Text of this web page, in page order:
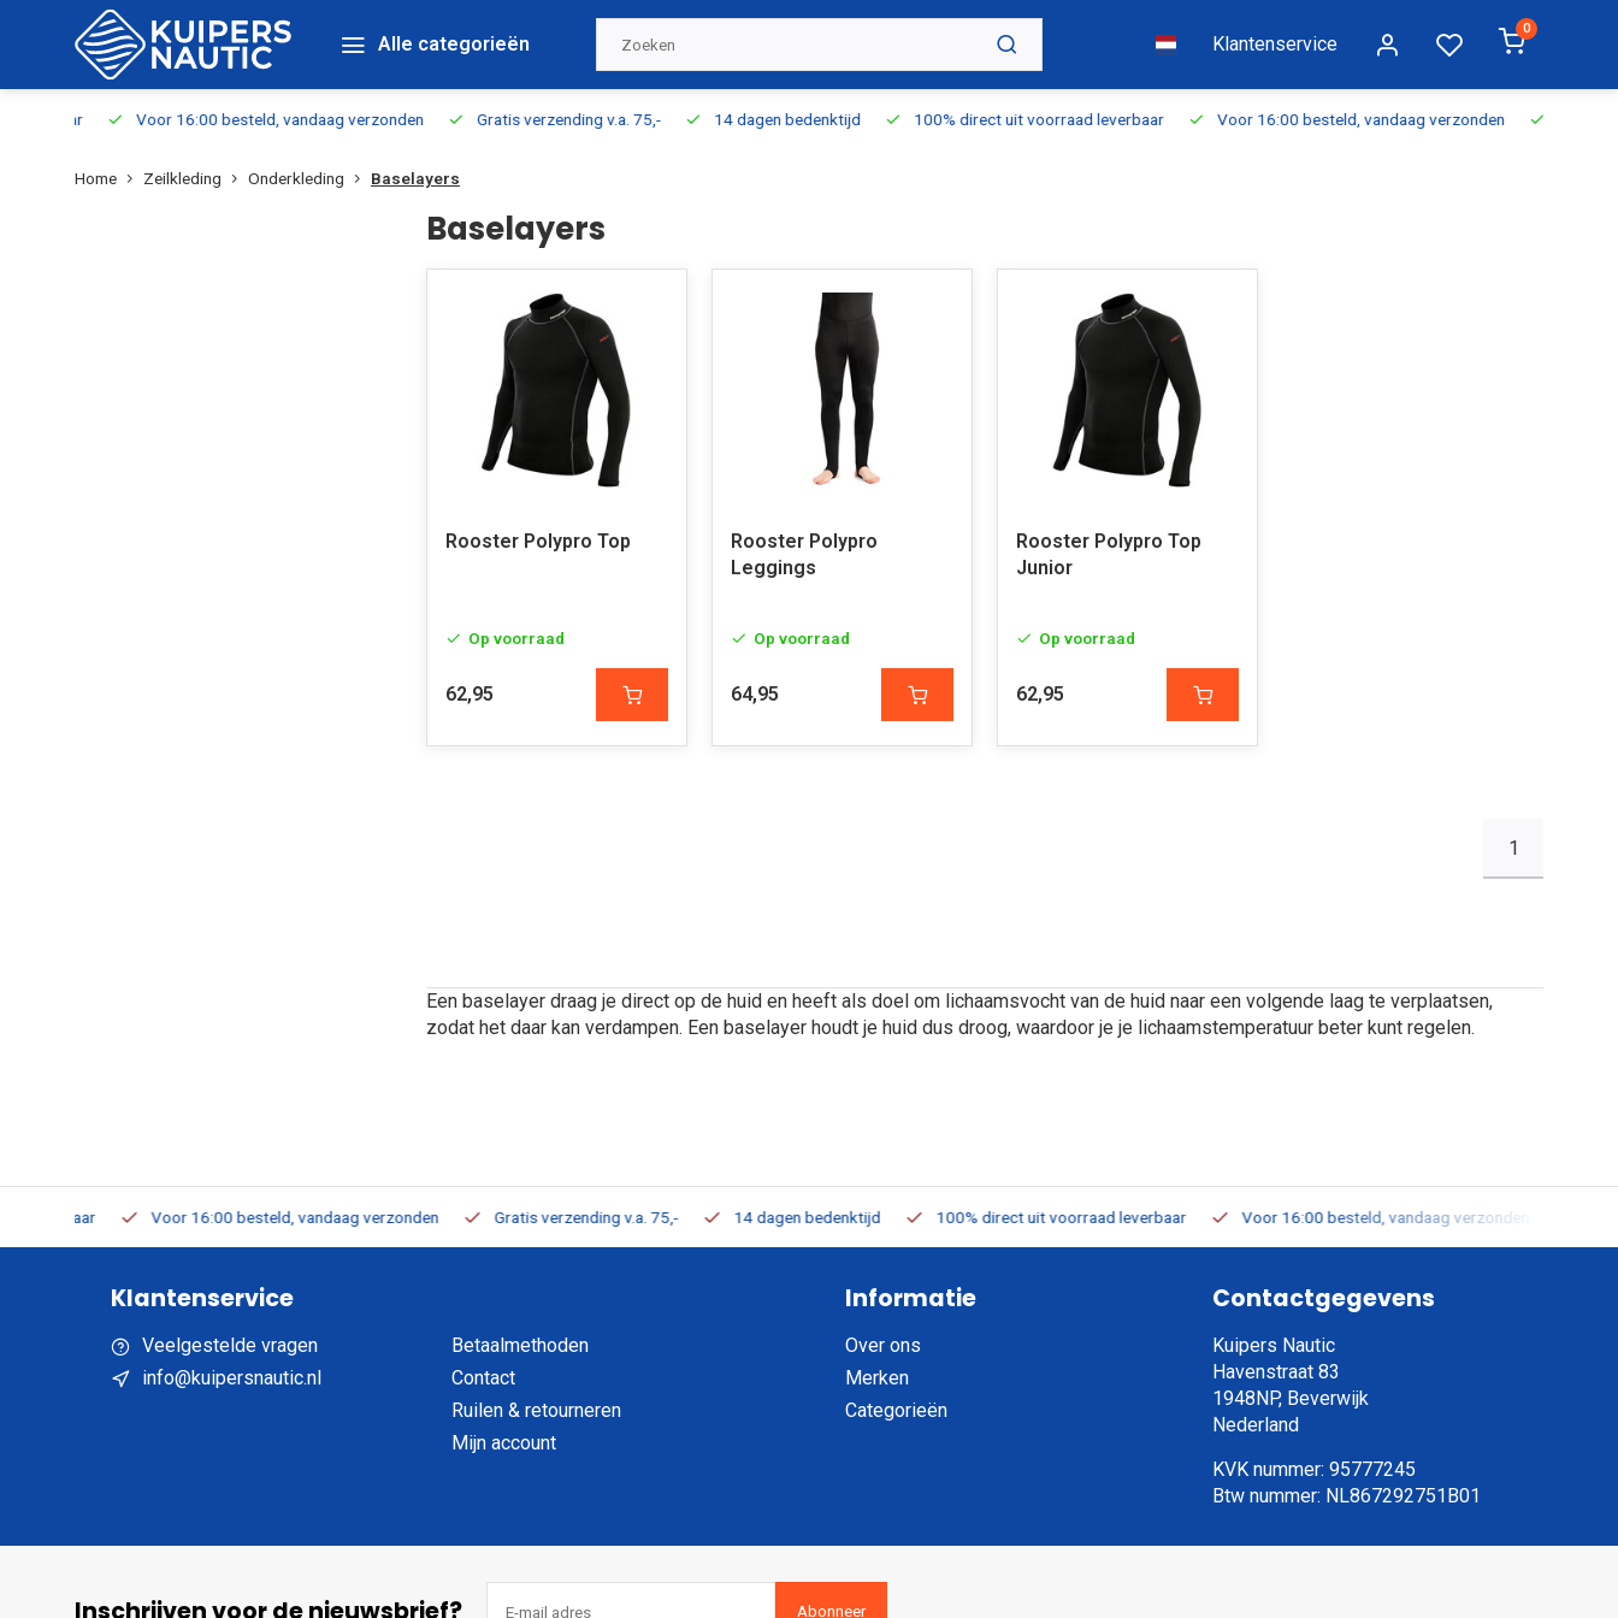
Alle categorieën Klantenservice
0
Voor 16:00 besteld, vandaag verzonden Gratis verzending v.a. 75,- 14 dagen bedenktijd 100% direct uit voorraad leverbaar Voor 16:00 besteld, vandaag verzonden Gratis
Home Zeilkleding Onderkleding Baselayers
Baselayers
Rooster Polypro Top
Op voorraad
62,95
Rooster Polypro
Leggings
Op voorraad
64,95
Rooster Polypro Top
Junior
Op voorraad
62,95
1
Een baselayer draag je direct op de huid en heeft als doel om lichaamsvocht van de huid naar een volgende laag te verplaatsen,
zodat het daar kan verdampen. Een baselayer houdt je huid dus droog, waardoor je je lichaamstemperatuur beter kunt regelen.
Voor 16:00 besteld, vandaag verzonden Gratis verzending v.a. 75,- 14 dagen bedenktijd 100% direct uit voorraad leverbaar Voor 16:00 besteld, vandaag verzonden
Klantenservice
Veelgestelde vragen
info@kuipersnautic.nl
Betaalmethoden
Contact
Ruilen & retourneren
Mijn account
Informatie
Over ons
Merken
Categorieën
Contactgegevens
Kuipers Nautic
Havenstraat 83
1948NP, Beverwijk
Nederland
KVK nummer: 95777245
Btw nummer: NL867292751B01
Inschrijven voor de nieuwsbrief? Abonneer